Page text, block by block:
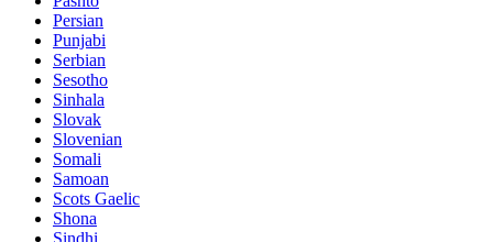
Persian
Punjabi
Serbian
Sesotho
Sinhala
Slovak
Slovenian
Somali
Samoan
Scots Gaelic
Shona